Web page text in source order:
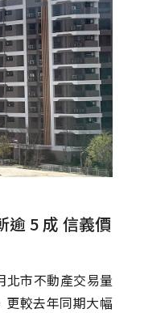
逾 5 成 信義價
北市不動產交易量
更較去年同期大幅